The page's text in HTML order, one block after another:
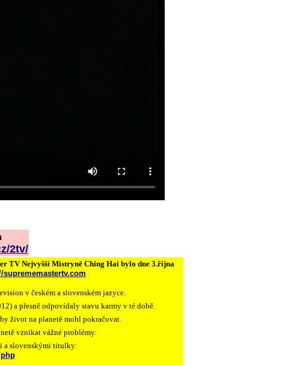
2tv/
TV Nejvyšší Mistryně Ching Hai bylo dne 3.řijna
suprememastertv.com
v českém a slovenském jazyce.
a přesně odpovídaly stavu karmy v té době.
život na planetě mohl pokračovat.
vznikat vážné problémy.
a slovenskými titulky: